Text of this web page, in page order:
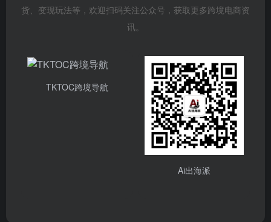
货、变现玩法等，欢迎扫码关注公众号，获取更多跨境电商资
讯。
TKTOC跨境导航
Ai出海派